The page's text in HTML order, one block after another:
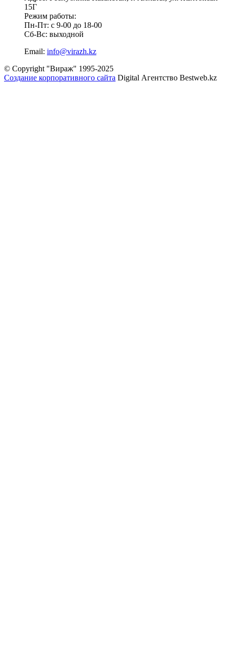
15Г
Режим работы:
Пн-Пт: с 9-00 до 18-00
Сб-Вс: выходной
Email: info@virazh.kz
© Copyright "Вираж" 1995-2025
Создание корпоративного сайта Digital Агентство Bestweb.kz